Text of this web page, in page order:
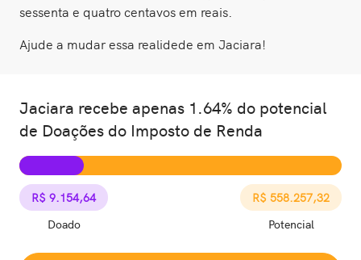
sessenta e quatro centavos em reais.
Ajude a mudar essa realidede em Jaciara!
Jaciara recebe apenas 1.64% do potencial
de Doações do Imposto de Renda
R$ 9.154,64
Doado
R$ 558.257,32
Potencial